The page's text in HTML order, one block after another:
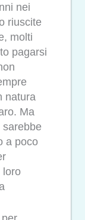
nei
riuscite
molti
pagarsi
natura
Ma
sarebbe
a poco
loro